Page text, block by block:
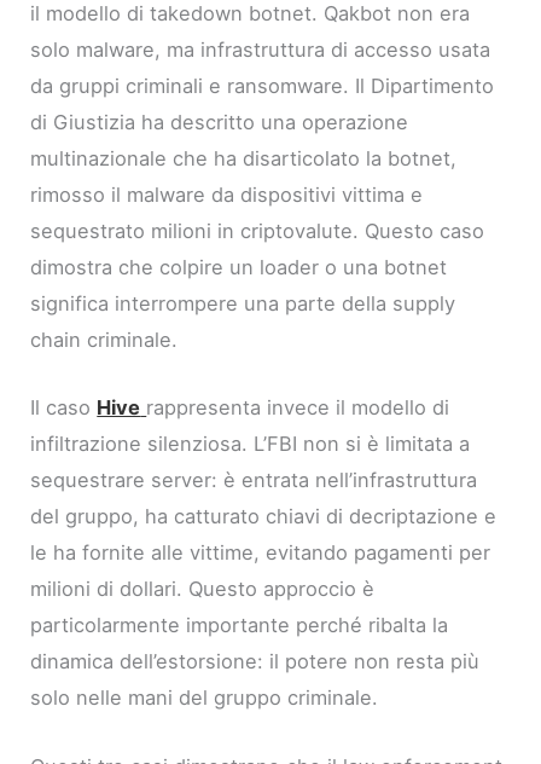
il modello di takedown botnet. Qakbot non era
solo malware, ma infrastruttura di accesso usata
da gruppi criminali e ransomware. Il Dipartimento
di Giustizia ha descritto una operazione
multinazionale che ha disarticolato la botnet,
rimosso il malware da dispositivi vittima e
sequestrato milioni in criptovalute. Questo caso
dimostra che colpire un loader o una botnet
significa interrompere una parte della supply
chain criminale.
Il caso Hive rappresenta invece il modello di
infiltrazione silenziosa. L’FBI non si è limitata a
sequestrare server: è entrata nell’infrastruttura
del gruppo, ha catturato chiavi di decriptazione e
le ha fornite alle vittime, evitando pagamenti per
milioni di dollari. Questo approccio è
particolarmente importante perché ribalta la
dinamica dell’estorsione: il potere non resta più
solo nelle mani del gruppo criminale.